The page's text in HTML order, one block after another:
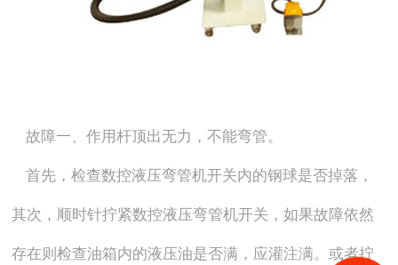
故障一、作用杆顶出无力，不能弯管。
首先，检查数控液压弯管机开关内的钢球是否掉落，
其次，顺时针拧紧数控液压弯管机开关，如果故障依然
存在则检查油箱内的液压油是否满，应灌注满。或者拧